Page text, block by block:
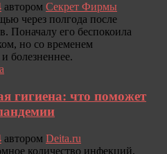
автором Секрет Фирмы
через полгода после
Поначалу его беспокоила
но со временем
болезненнее.
гигиена: что поможет
автором Deita.ru
количество инфекций,